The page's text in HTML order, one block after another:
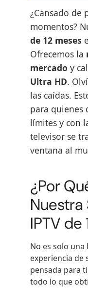
¿Cansado de
momentos?
de 12 meses
Ofrecemos la
mercado y
Ultra HD.
las caídas.
para quienes
límites y con
televisor se
ventana al
¿Por
IPTV de
No es solo una
experiencia de
pensada para
todo lo que